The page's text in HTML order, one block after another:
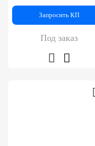
Запросить КП
Под заказ